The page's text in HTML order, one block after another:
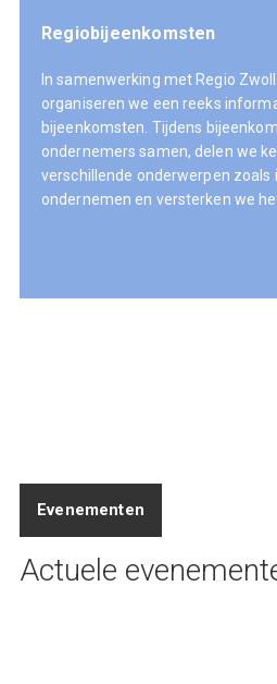
Regiobijeenkomsten
In samenwerking met Regio
organiseren we een reeks
bijeenkomsten. Tijdens
ondernemers samen, delen we
verschillende onderwerpen zoals
ondernemen en versterken we
Evenementen
Actuele